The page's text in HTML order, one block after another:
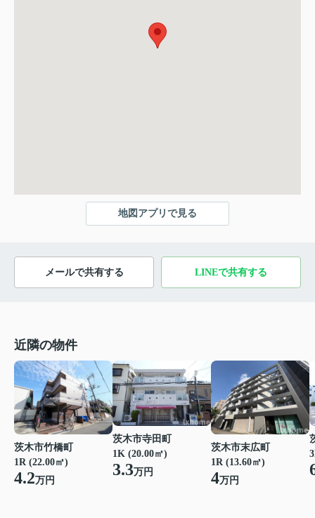
地図アプリで見る
メールで共有する LINEで共有する
近隣の物件
茨木市竹橋町
1R (22.00㎡)
4.2万円
茨木市寺田町
1K (20.00㎡)
3.3万円
茨木市末広町
1R (13.60㎡)
4万円